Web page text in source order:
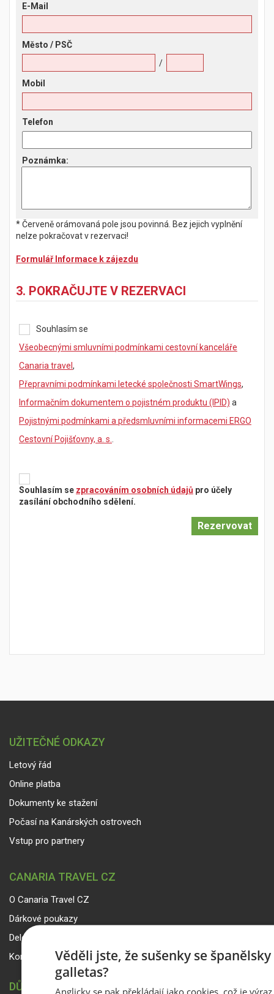
E-Mail
Město / PSČ
/
Mobil
Telefon
Poznámka:
* Červeně orámovaná pole jsou povinná. Bez jejich vyplnění
nelze pokračovat v rezervaci!
Formulář Informace k zájezdu
3. POKRAČUJTE V REZERVACI
Souhlasím se
Všeobecnými smluvními podmínkami cestovní kanceláře
Canaria travel ,
Přepravními podmínkami letecké společnosti SmartWings,
Informačním dokumentem o pojistném produktu (IPID) a
Pojistnými podmínkami a předsmluvními informacemi ERGO
Cestovní Pojišťovny, a. s.
Souhlasím se zpracováním osobních údajů pro účely
zasílání obchodního sdělení.
UŽITEČNÉ ODKAZY
Letový řád
Online platba
Dokumenty ke stažení
Počasí na Kanárských ostrovech
Vstup pro partnery
CANARIA TRAVEL CZ
O Canaria Travel CZ
Dárkové poukazy
Delegáti
Kontakty
DŮLEŽITÉ INFORMACE
Věděli jste, že sušenky se
galletas?
Anglicky se pak překládají jako cookies, což je